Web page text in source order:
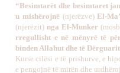
“Besimtarët dhe besimtaret
u mishërojnë (njerëzve)El-
(njerëzit) nga El-Munker
rregullisht e në mënyrë të
binden Allahut dhe të
Kurse cilësi e të prishurve, e
e pengojnë të mirën dhe